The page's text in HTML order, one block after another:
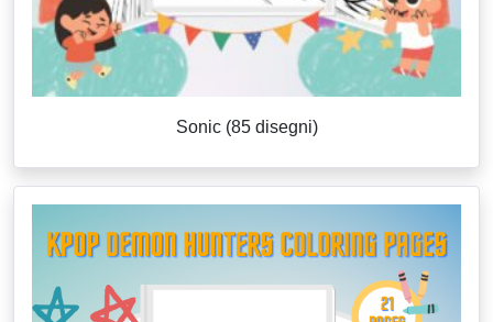
Sonic (85 disegni)